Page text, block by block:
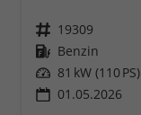
Fahrzeugnr. 19309
Kraftstoff Benzin
Leistung 81 kW (110 PS)
01.05.2026